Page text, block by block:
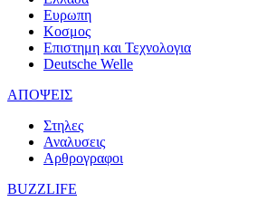
Ευρωπη
Κοσμος
Επιστημη και Τεχνολογια
Deutsche Welle
ΑΠΟΨΕΙΣ
Στηλες
Αναλυσεις
Αρθρογραφοι
BUZZLIFE